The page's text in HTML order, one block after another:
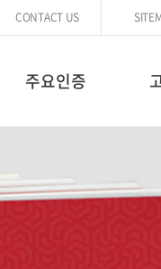
CONTACT US
주요인증